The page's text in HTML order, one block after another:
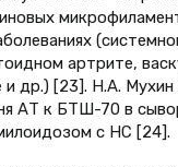
артрите,
др.) [23]. Н.А. Мухин
АТ к БТШ-70 в
с НС [24].